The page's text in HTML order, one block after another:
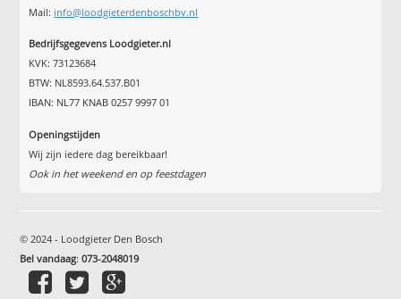
Mail: info@loodgieterdenboschbv.nl
Bedrijfsgegevens Loodgieter.nl
KVK: 73123684
BTW: NL8593.64.537.B01
IBAN: NL77 KNAB 0257 9997 01
Openingstijden
Wij zijn iedere dag bereikbaar!
Ook in het weekend en op feestdagen
© 2024 - Loodgieter Den Bosch
Bel vandaag:073-2048019